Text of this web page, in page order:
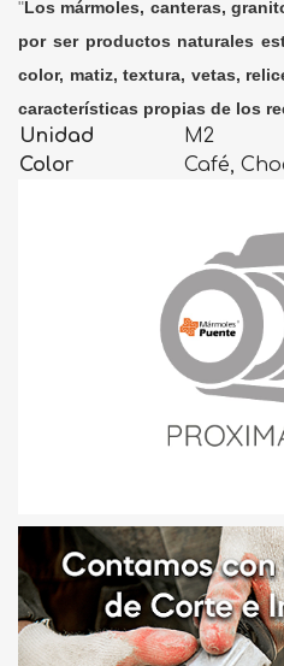
"Los mármoles, canteras,
por ser productos naturales
color, matiz, textura, vetas,
características propias de los
Unidad
M2
Color
Café,